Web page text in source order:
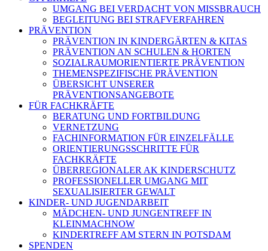
UMGANG BEI VERDACHT VON MISSBRAUCH
BEGLEITUNG BEI STRAFVERFAHREN
PRÄVENTION
PRÄVENTION IN KINDERGÄRTEN & KITAS
PRÄVENTION AN SCHULEN & HORTEN
SOZIALRAUMORIENTIERTE PRÄVENTION
THEMENSPEZIFISCHE PRÄVENTION
ÜBERSICHT UNSERER
PRÄVENTIONSANGEBOTE
FÜR FACHKRÄFTE
BERATUNG UND FORTBILDUNG
VERNETZUNG
FACHINFORMATION FÜR EINZELFÄLLE
ORIENTIERUNGSSCHRITTE FÜR
FACHKRÄFTE
ÜBERREGIONALER AK KINDERSCHUTZ
PROFESSIONELLER UMGANG MIT
SEXUALISIERTER GEWALT
KINDER- UND JUGENDARBEIT
MÄDCHEN- UND JUNGENTREFF IN
KLEINMACHNOW
KINDERTREFF AM STERN IN POTSDAM
SPENDEN